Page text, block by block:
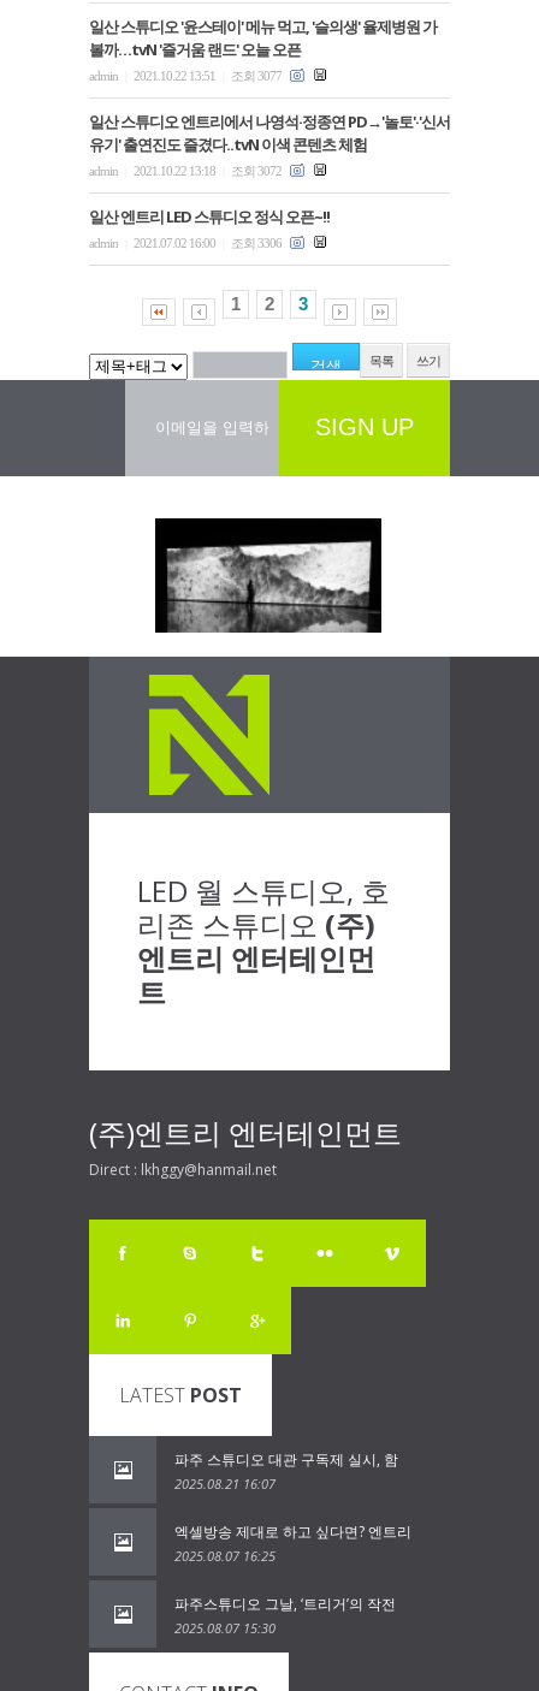
일산 스튜디오 '윤스테이' 메뉴 먹고, '슬의생' 율제병원 가
볼까…tvN '즐거움 랜드' 오늘 오픈
admin 2021.10.22 13:51 조회 3077
일산 스튜디오 엔트리에서 나영석·정종연 PD→'놀토'·'신서
유기' 출연진도 즐겼다..tvN 이색 콘텐츠 체험
admin 2021.10.22 13:18 조회 3072
일산 엔트리 LED 스튜디오 정식 오픈~!!
admin 2021.07.02 16:00 조회 3306
1 2 3
목록 쓰기
SIGN UP
LED 월 스튜디오, 호
리존 스튜디오 (주)
엔트리 엔터테인먼
트
(주)엔트리 엔터테인먼트
Direct : lkhggy@hanmail.net
LATEST POST
파주 스튜디오 대관 구독제 실시, 함
2025.08.21 16:07
엑셀방송 제대로 하고 싶다면? 엔트리
2025.08.07 16:25
파주스튜디오 그날, ‘트리거’의 작전
2025.08.07 15:30